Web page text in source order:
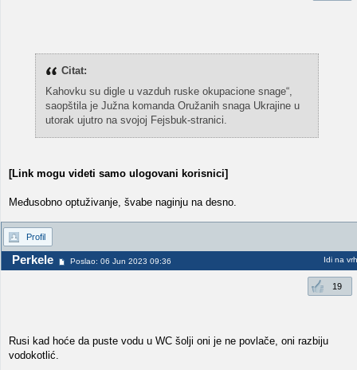
Citat:
Kahovku su digle u vazduh ruske okupacione snage“,
saopštila je Južna komanda Oružanih snaga Ukrajine u
utorak ujutro na svojoj Fejsbuk-stranici.
[Link mogu videti samo ulogovani korisnici]
Međusobno optuživanje, švabe naginju na desno.
Profil
Perkele Poslao: 06 Jun 2023 09:36 Idi na vrh
19
Rusi kad hoće da puste vodu u WC šolji oni je ne povlače, oni razbiju
vodokotlić.